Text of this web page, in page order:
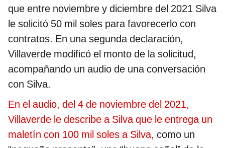
que entre noviembre y diciembre del 2021 Silva
le solicitó 50 mil soles para favorecerlo con
contratos. En una segunda declaración,
Villaverde modificó el monto de la solicitud,
acompañando un audio de una conversación
con Silva.
En el audio, del 4 de noviembre del 2021,
Villaverde le describe a Silva que le entrega un
maletín con 100 mil soles a Silva, como un